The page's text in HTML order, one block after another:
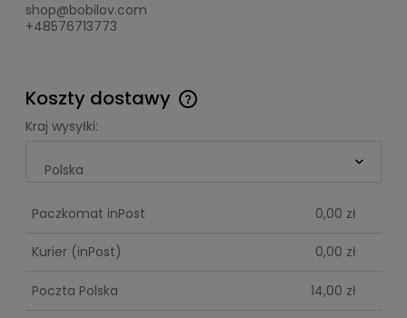
shop@bobilov.com
+48576713773
Koszty dostawy
Cena nie zawiera ewentualnych kosztów płatności
Kraj wysyłki:
Paczkomat inPost 0,00 zł
Kurier (inPost) 0,00 zł
Poczta Polska 14,00 zł